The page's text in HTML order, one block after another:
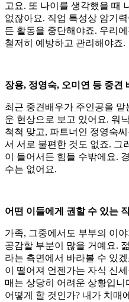
고요. 또 나이를 생각했을 때
없잖아요. 직업 특성상 암기
든 활동을 중단해야죠. 우리
철저히 예방하고 관리해야죠.
장용, 정영숙, 오미연 등 중견
최근 중견배우가 주인공을
운 현상으로 보고 있어요. 워
척척 맞고, 파트너인 정영숙
서 서로 불편한 것도 없죠. 그
이 들어서든 힘들 수밖에요.
수는 없어요.
어떤 이들에게 권할 수 있는
가족, 그중에서도 부부의 이
공감할 부분이 많을 거예요.
라는 측면에서 바라볼 수 있
이 떨어져 언젠가는 자식 신
매는 상당히 어려운 상황입
어떻게 할 것인가? 내가 치매